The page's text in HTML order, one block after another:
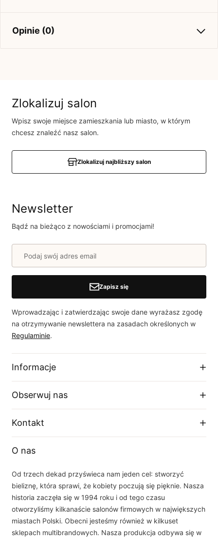
Opinie (0)
Bądź pierwszą osobą, która podzieli się opinią o tym
Powiadomienie
Zlokalizuj salon
Wpisz swoje miejsce zamieszkania lub miasto, w którym
chcesz znaleźć nasz salon.
Zlokalizuj najbliższy salon
Newsletter
Bądź na bieżąco z nowościami i promocjami!
Zapisz się
Wprowadzając i zatwierdzając swoje dane wyrażasz zgodę
na otrzymywanie newslettera na zasadach określonych w
Regulaminie.
Informacje
Regulamin sklepu
Polityka prywatności
O firmie
Tabela rozmiarów
Obserwuj nas
Facebook
Kontakt
Telefon
Email
sklep(at)dalia.pl
Nasz zespół obsługi klienta jest do Państwa dyspozycji w dni robocze w
godzinach 8.00 - 16.00
O nas
Od trzech dekad przyświeca nam jeden cel: stworzyć
bieliznę, która sprawi, że kobiety poczują się pięknie. Nasza
historia zaczęła się w 1994 roku i od tego czasu
otworzyliśmy kilkanaście salonów firmowych w największych
miastach Polski. Obecni jesteśmy również w kilkuset
sklepach multibrandowych. Nasza produkcja odbywa się w